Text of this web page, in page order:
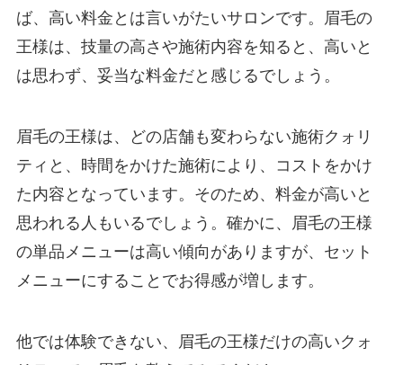
ば、高い料金とは言いがたいサロンです。眉毛の
王様は、技量の高さや施術内容を知ると、高いと
は思わず、妥当な料金だと感じるでしょう。
眉毛の王様は、どの店舗も変わらない施術クォリ
ティと、時間をかけた施術により、コストをかけ
た内容となっています。そのため、料金が高いと
思われる人もいるでしょう。確かに、眉毛の王様
の単品メニューは高い傾向がありますが、セット
メニューにすることでお得感が増します。
他では体験できない、眉毛の王様だけの高いクォ